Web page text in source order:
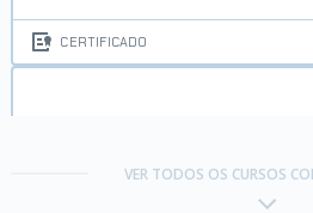
CERTIFICADO
VER TODOS OS CURSOS